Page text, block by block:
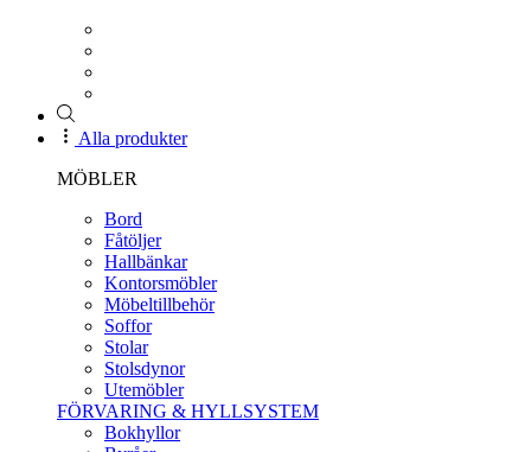
Alla produkter
MÖBLER
Bord
Fåtöljer
Hallbänkar
Kontorsmöbler
Möbeltillbehör
Soffor
Stolar
Stolsdynor
Utemöbler
FÖRVARING & HYLLSYSTEM
Bokhyllor